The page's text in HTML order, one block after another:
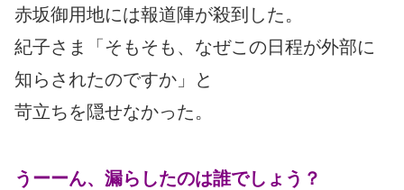
赤坂御用地には報道陣が殺到した。
紀子さま「そもそも、なぜこの日程が外部に
知らされたのですか」と
苛立ちを隠せなかった。
うーーん、漏らしたのは誰でしょう？